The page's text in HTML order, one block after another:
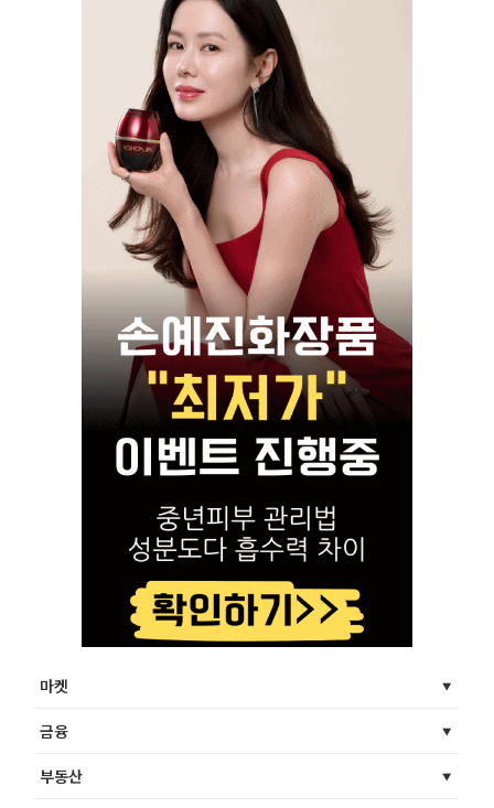
마켓
금융
부동산